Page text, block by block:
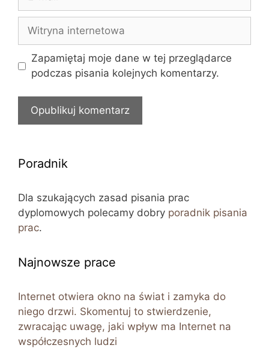
Witryna
internetowa
Zapamiętaj moje dane w tej przeglądarce
podczas pisania kolejnych komentarzy.
Poradnik
Dla szukających zasad pisania prac
dyplomowych polecamy dobry poradnik pisania
prac.
Najnowsze prace
Internet otwiera okno na świat i zamyka do
niego drzwi. Skomentuj to stwierdzenie,
zwracając uwagę, jaki wpływ ma Internet na
współczesnych ludzi